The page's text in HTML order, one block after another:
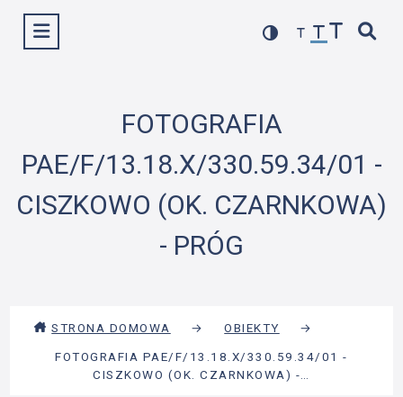
Wyświetl menu
FOTOGRAFIA
PAE/F/13.18.X/330.59.34/01 -
CISZKOWO (OK. CZARNKOWA)
- PRÓG
STRONA DOMOWA → OBIEKTY
→
FOTOGRAFIA PAE/F/13.18.X/330.59.34/01 -
CISZKOWO (OK. CZARNKOWA) -…